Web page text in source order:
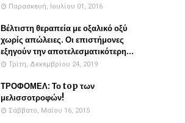
Παρασκευή, Ιουλίου 01, 2016
Βέλτιστη θεραπεία με οξαλικό οξύ
χωρίς απώλειες. Οι επιστήμονες
εξηγούν την αποτελεσματικότερη...
Τρίτη, Δεκεμβρίου 24, 2019
ΤΡΟΦΟΜΕΛ: Το top των
μελισσοτροφών!
Σάββατο, Μαΐου 16, 2015